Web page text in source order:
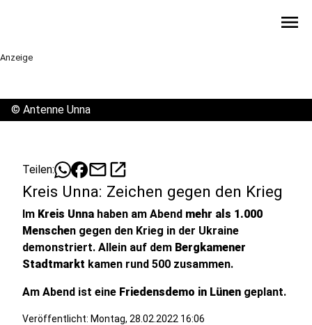
menu
Anzeige
© Antenne Unna
Teilen: mailopen_in_new
Kreis Unna: Zeichen gegen den Krieg
Im Kreis Unna haben am Abend mehr als 1.000
Menschen gegen den Krieg in der Ukraine
demonstriert. Allein auf dem Bergkamener
Stadtmarkt kamen rund 500 zusammen.
Am Abend ist eine Friedensdemo in Lünen geplant.
Veröffentlicht: Montag, 28.02.2022 16:06